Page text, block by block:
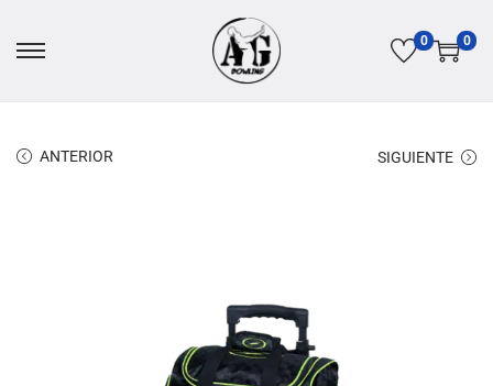
0 0
ANTERIOR SIGUIENTE